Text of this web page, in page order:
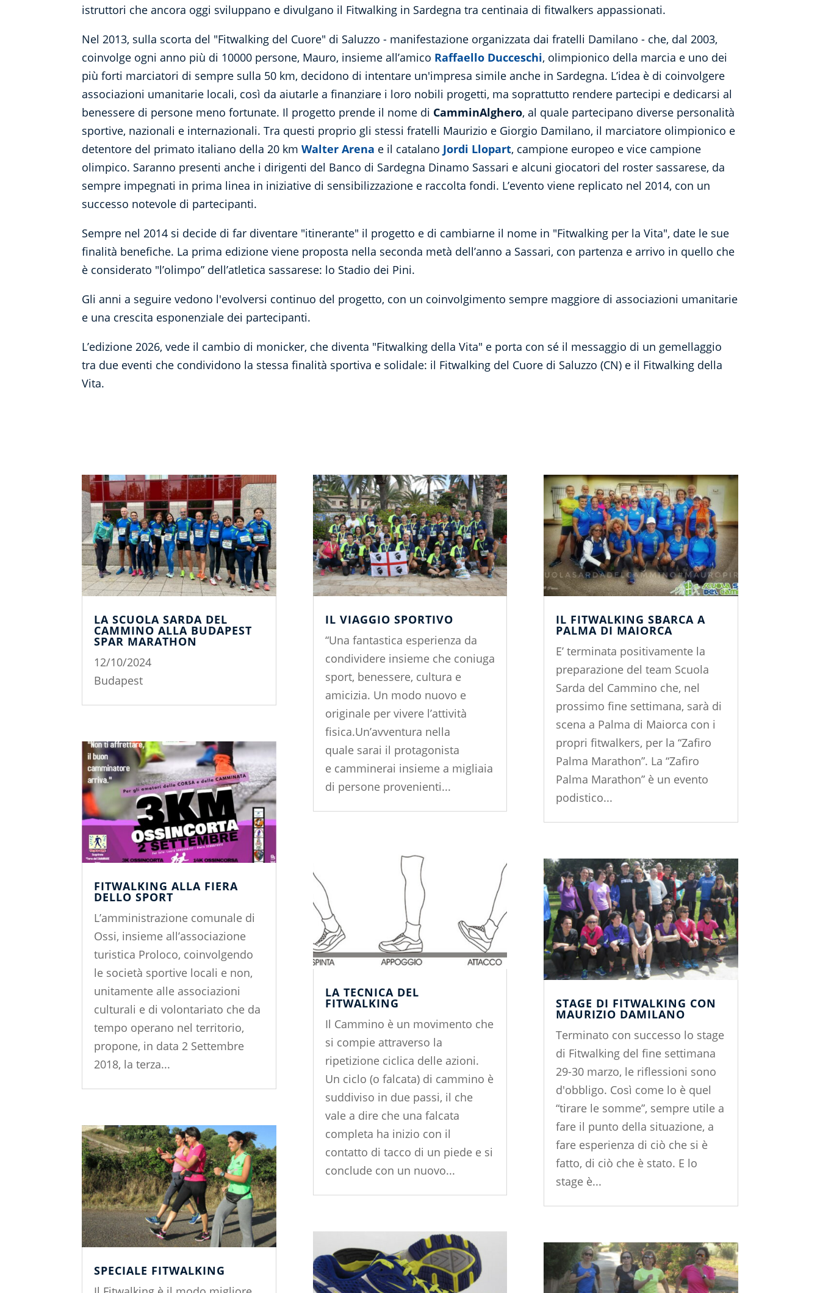
istruttori che ancora oggi sviluppano e divulgano il Fitwalking in Sardegna tra centinaia di fitwalkers appassionati.
Nel 2013, sulla scorta del "Fitwalking del Cuore" di Saluzzo - manifestazione organizzata dai fratelli Damilano - che, dal 2003,
coinvolge ogni anno più di 10000 persone, Mauro, insieme all’amico Raffaello Ducceschi, olimpionico della marcia e uno dei
più forti marciatori di sempre sulla 50 km, decidono di intentare un'impresa simile anche in Sardegna. L’idea è di coinvolgere
associazioni umanitarie locali, così da aiutarle a finanziare i loro nobili progetti, ma soprattutto rendere partecipi e dedicarsi al
benessere di persone meno fortunate. Il progetto prende il nome di CamminAlghero, al quale partecipano diverse personalità
sportive, nazionali e internazionali. Tra questi proprio gli stessi fratelli Maurizio e Giorgio Damilano, il marciatore olimpionico e
detentore del primato italiano della 20 kmWalter Arena e il catalano Jordi Llopart, campione europeo e vice campione
olimpico. Saranno presenti anche i dirigenti del Banco di Sardegna Dinamo Sassari e alcuni giocatori del roster sassarese, da
sempre impegnati in prima linea in iniziative di sensibilizzazione e raccolta fondi. L’evento viene replicato nel 2014, con un
successo notevole di partecipanti.
Sempre nel 2014 si decide di far diventare "itinerante" il progetto e di cambiarne il nome in "Fitwalking per la Vita", date le sue
finalità benefiche. La prima edizione viene proposta nella seconda metà dell’anno a Sassari, con partenza e arrivo in quello che
è considerato "l’olimpo” dell’atletica sassarese: lo Stadio dei Pini.
Gli anni a seguire vedono l'evolversi continuo del progetto, con un coinvolgimento sempre maggiore di associazioni umanitarie
e una crescita esponenziale dei partecipanti.
L’edizione 2026, vede il cambio di monicker, che diventa "Fitwalking della Vita" e porta con sé il messaggio di un gemellaggio
tra due eventi che condividono la stessa finalità sportiva e solidale: il Fitwalking del Cuore di Saluzzo (CN) e il Fitwalking della
Vita.
LA SCUOLA SARDA DEL
CAMMINO ALLA BUDAPEST
SPAR MARATHON
12/10/2024
Budapest
FITWALKING ALLA FIERA
DELLO SPORT
L’amministrazione comunale di
Ossi, insieme all’associazione
turistica Proloco, coinvolgendo
le società sportive locali e non,
unitamente alle associazioni
culturali e di volontariato che da
tempo operano nel territorio,
propone, in data 2 Settembre
2018, la terza...
SPECIALE FITWALKING
IL VIAGGIO SPORTIVO
“Una fantastica esperienza da
condividere insieme che coniuga
sport, benessere, cultura e
amicizia. Un modo nuovo e
originale per vivere l’attività
fisica.Un’avventura nella
quale sarai il protagonista
e camminerai insieme a migliaia
di persone provenienti...
LA TECNICA DEL
FITWALKING
Il Cammino è un movimento che
si compie attraverso la
ripetizione ciclica delle azioni.
Un ciclo (o falcata) di cammino è
suddiviso in due passi, il che
vale a dire che una falcata
completa ha inizio con il
contatto di tacco di un piede e si
conclude con un nuovo...
IL FITWALKING SBARCA A
PALMA DI MAIORCA
E’ terminata positivamente la
preparazione del team Scuola
Sarda del Cammino che, nel
prossimo fine settimana, sarà di
scena a Palma di Maiorca con i
propri fitwalkers, per la “Zafiro
Palma Marathon”. La “Zafiro
Palma Marathon” è un evento
podistico...
STAGE DI FITWALKING CON
MAURIZIO DAMILANO
Terminato con successo lo stage
di Fitwalking del fine settimana
29-30 marzo, le riflessioni sono
d'obbligo. Così come lo è quel
“tirare le somme”, sempre utile a
fare il punto della situazione, a
fare esperienza di ciò che si è
fatto, di ciò che è stato. E lo
stage è...